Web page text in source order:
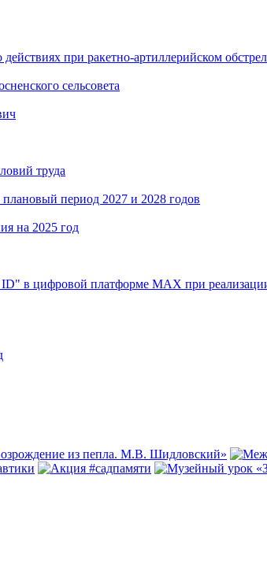
при ракетно-артиллерийском
сельсовета
труда
период 2027 и 2028 годов
на 2025 год
в цифровой платформе МАХ при